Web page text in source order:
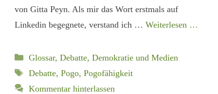
von Gitta Peyn. Als mir das Wort erstmals auf
Linkedin begegnete, verstand ich … Weiterlesen …
Kategorien
Glossar, Debatte, Demokratie und Medien
Schlagwörter
Debatte, Pogo, Pogofähigkeit
Kommentar hinterlassen